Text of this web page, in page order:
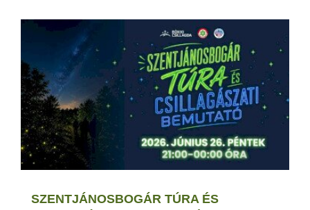
SZENTJÁNOSBOGÁR TÚRA ÉS